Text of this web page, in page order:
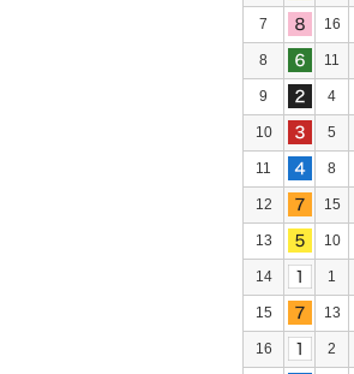
7 16
8 11
9 4
10 5
11 8
12 15
13 10
14 1
15 13
16 2